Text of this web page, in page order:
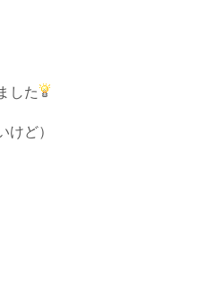
した
けど）